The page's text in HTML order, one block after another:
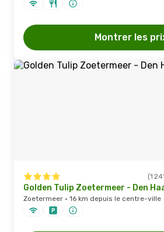
Montrer les
(1
Golden Tulip Zoetermeer - Den
Zoetermeer · 16 km depuis le centre-ville